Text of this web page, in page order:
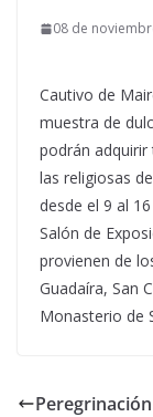
08 de
Cautivo de
muestra de
podrán
las religiosas
desde el 9 al
Salón de
provienen de
Guadaíra, San
Monasterio de